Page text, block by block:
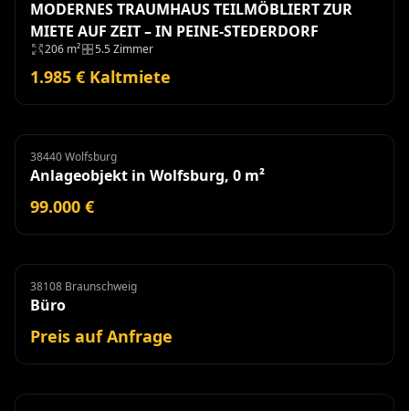
MODERNES TRAUMHAUS TEILMÖBLIERT ZUR
MIETE AUF ZEIT – IN PEINE-STEDERDORF
206 m² 5.5 Zimmer
1.985 € Kaltmiete
Anlageobjekt
38440 Wolfsburg
Anlageobjekt in Wolfsburg, 0 m²
99.000 €
Büro Miete
38108 Braunschweig
Büro
Preis auf Anfrage